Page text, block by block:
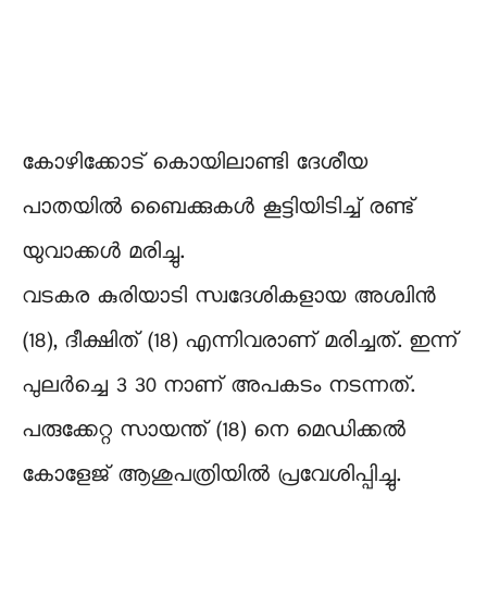
കോഴിക്കോട് കൊയിലാണ്ടി ദേശീയ
പാതയിൽ ബൈക്കുകൾ കൂട്ടിയിടിച്ച് രണ്ട്
യുവാക്കൾ മരിച്ചു.
വടകര കുരിയാടി സ്വദേശികളായ അശ്വിൻ
(18), ദീക്ഷിത് (18) എന്നിവരാണ് മരിച്ചത്. ഇന്ന്‌
പുലർച്ചെ 3 30 നാണ് അപകടം നടന്നത്.
പരുക്കേറ്റ സായന്ത് (18) നെ മെഡിക്കൽ
കോളേജ് ആശുപത്രിയിൽ പ്രവേശിപ്പിച്ചു.